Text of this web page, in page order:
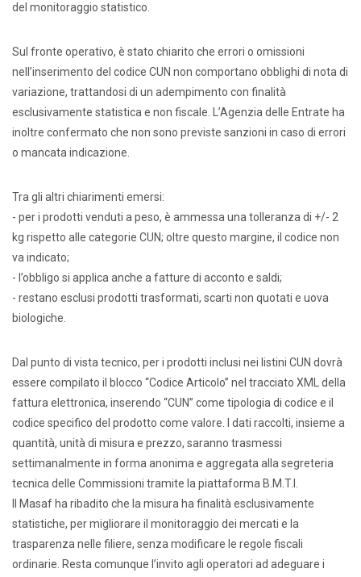
del monitoraggio statistico.
Sul fronte operativo, è stato chiarito che errori o omissioni
nell’inserimento del codice CUN non comportano obblighi di nota di
variazione, trattandosi di un adempimento con finalità
esclusivamente statistica e non fiscale. L’Agenzia delle Entrate ha
inoltre confermato che non sono previste sanzioni in caso di errori
o mancata indicazione.
Tra gli altri chiarimenti emersi:
- per i prodotti venduti a peso, è ammessa una tolleranza di +/- 2
kg rispetto alle categorie CUN; oltre questo margine, il codice non
va indicato;
- l’obbligo si applica anche a fatture di acconto e saldi;
- restano esclusi prodotti trasformati, scarti non quotati e uova
biologiche.
Dal punto di vista tecnico, per i prodotti inclusi nei listini CUN dovrà
essere compilato il blocco “Codice Articolo” nel tracciato XML della
fattura elettronica, inserendo “CUN” come tipologia di codice e il
codice specifico del prodotto come valore. I dati raccolti, insieme a
quantità, unità di misura e prezzo, saranno trasmessi
settimanalmente in forma anonima e aggregata alla segreteria
tecnica delle Commissioni tramite la piattaforma B.M.T.I.
Il Masaf ha ribadito che la misura ha finalità esclusivamente
statistiche, per migliorare il monitoraggio dei mercati e la
trasparenza nelle filiere, senza modificare le regole fiscali
ordinarie. Resta comunque l’invito agli operatori ad adeguare i